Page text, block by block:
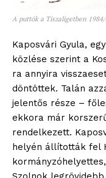
A puttók a Tiszaligetben
Kaposvári Gyula,
közlése szerint a
ra annyira
döntöttek. Talán
jelentős része –
ekkora már
rendelkezett.
helyén állították fel